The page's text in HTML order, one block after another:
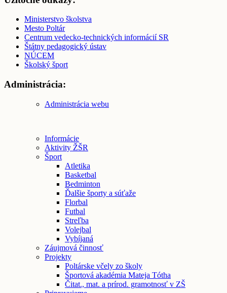
Ministerstvo školstva
Mesto Poltár
Centrum vedecko-technických informácií SR
Štátny pedagogický ústav
NÚCEM
Školský šport
Administrácia:
Administrácia webu
Informácie
Aktivity ŽŠR
Šport
Atletika
Basketbal
Bedminton
Ďalšie športy a súťaže
Florbal
Futbal
Streľba
Volejbal
Vybíjaná
Záujmová činnosť
Projekty
Poltárske včely zo školy
Športová akadémia Mateja Tótha
Čitat., mat. a prírod. gramotnosť v ZŠ